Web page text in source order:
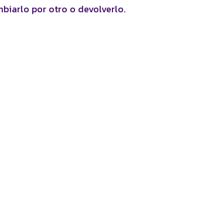
por otro o devolverlo.